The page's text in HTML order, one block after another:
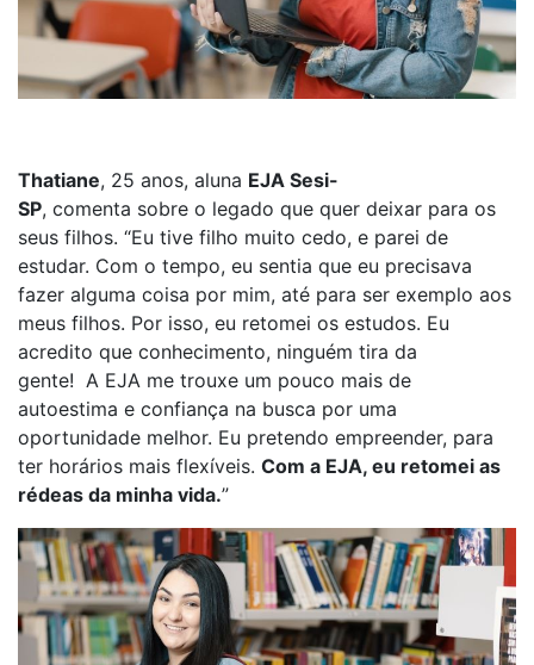
Thatiane, 25 anos, aluna EJA Sesi-
SP, comenta sobre o legado que quer deixar para os
seus filhos. “Eu tive filho muito cedo, e parei de
estudar. Com o tempo, eu sentia que eu precisava
fazer alguma coisa por mim, até para ser exemplo aos
meus filhos. Por isso, eu retomei os estudos. Eu
acredito que conhecimento, ninguém tira da
gente! A EJA me trouxe um pouco mais de
autoestima e confiança na busca por uma
oportunidade melhor. Eu pretendo empreender, para
ter horários mais flexíveis. Com a EJA, eu retomei as
rédeas da minha vida.”